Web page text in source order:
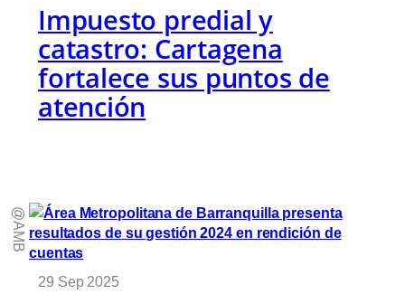
Impuesto predial y
catastro: Cartagena
fortalece sus puntos de
atención
@AMB
29 Sep 2025